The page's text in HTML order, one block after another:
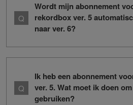
Wordt mijn abonnement
rekordbox ver. 5
naar ver. 6?
Ik heb een abonnement
ver. 5. Wat moet ik doen
gebruiken?